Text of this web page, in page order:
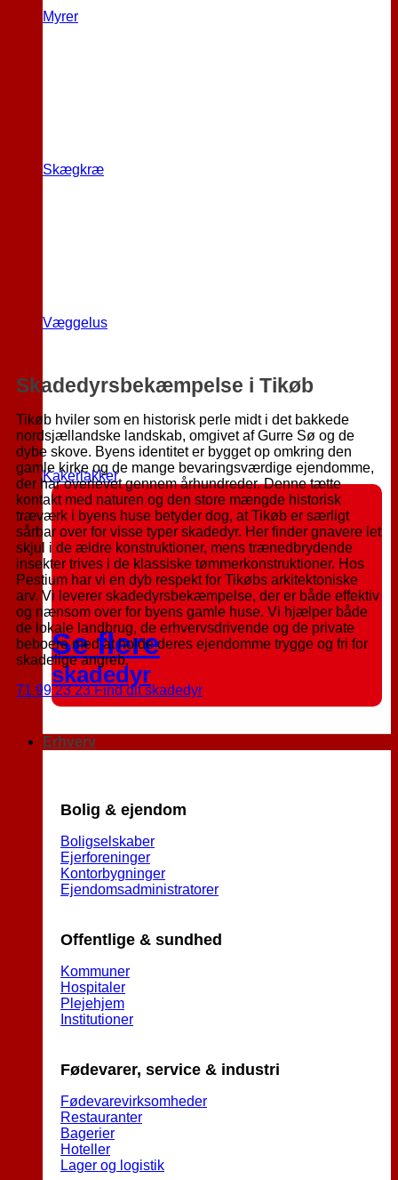
Myrer
Skægkræ
Væggelus
Kakerlakker
Se flere
skadedyr
Erhverv
Bolig & ejendom
Boligselskaber
Ejerforeninger
Kontorbygninger
Ejendomsadministratorer
Offentlige & sundhed
Kommuner
Hospitaler
Plejehjem
Institutioner
Fødevarer, service & industri
Fødevarevirksomheder
Restauranter
Bagerier
Hoteller
Lager og logistik
Skadedyrsbekæmpelse i Tikøb
Tikøb hviler som en historisk perle midt i det bakkede
nordsjællandske landskab, omgivet af Gurre Sø og de
dybe skove. Byens identitet er bygget op omkring den
gamle kirke og de mange bevaringsværdige ejendomme,
der har overlevet gennem århundreder. Denne tætte
kontakt med naturen og den store mængde historisk
træværk i byens huse betyder dog, at Tikøb er særligt
sårbar over for visse typer skadedyr. Her finder gnavere let
skjul i de ældre konstruktioner, mens trænedbrydende
insekter trives i de klassiske tømmerkonstruktioner. Hos
Pestium har vi en dyb respekt for Tikøbs arkitektoniske
arv. Vi leverer skadedyrsbekæmpelse, der er både effektiv
og nænsom over for byens gamle huse. Vi hjælper både
de lokale landbrug, de erhvervsdrivende og de private
beboere med at holde deres ejendomme trygge og fri for
skadelige angreb.
71 99 23 23 Find dit skadedyr